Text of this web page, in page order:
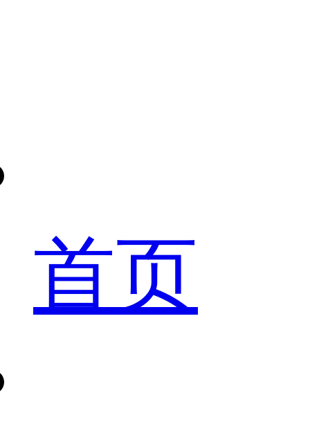
首页